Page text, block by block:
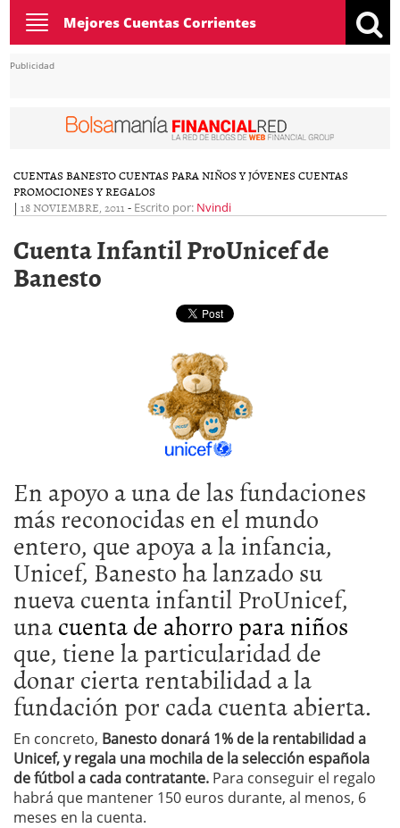
Toggle
navigation
Mejores Cuentas Corrientes
Publicidad
CUENTAS BANESTOCUENTAS PARA NIÑOS Y JÓVENES CUENTAS
PROMOCIONES Y REGALOS
| 18 NOVIEMBRE, 2011 - Escrito por: Nvindi
Cuenta Infantil ProUnicef de
Banesto
En apoyo a una de las fundaciones
más reconocidas en el mundo
entero, que apoya a la infancia,
Unicef, Banesto ha lanzado su
nueva cuenta infantil ProUnicef,
unacuenta de ahorro para niños
que, tiene la particularidad de
donar cierta rentabilidad a la
fundación por cada cuenta abierta.
En concreto, Banesto donará 1% de la rentabilidad a
Unicef,y regala una mochila de la selección española
de fútbol a cada contratante. Para conseguir el regalo
habrá que mantener 150 euros durante, al menos, 6
meses en la cuenta.